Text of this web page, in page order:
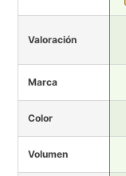
Valoración
Marca
Color
Volumen